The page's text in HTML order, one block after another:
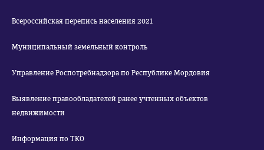
Всероссийская перепись населения 2021
Муниципальный земельный контроль
Управление Роспотребнадзора по Республике Мордовия
Выявление правообладателей ранее учтенных объектов
недвижимости
Информация по ТКО